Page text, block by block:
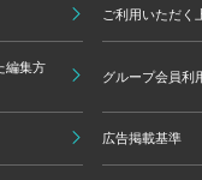
ご利用いただく
編集方
グループ会員利
広告掲載基準